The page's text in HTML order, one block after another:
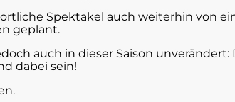
Spektakel auch weiterhin von
geplant.
auch in dieser Saison
dabei sein!